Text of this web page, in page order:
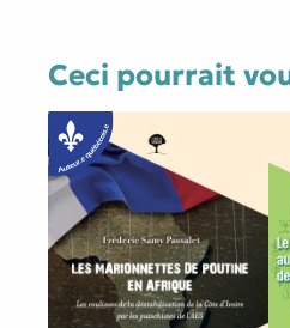
Ceci pourrait